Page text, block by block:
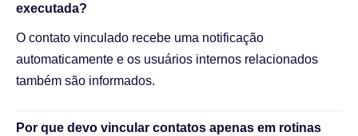
executada?
O contato vinculado recebe uma notificação
automaticamente e os usuários internos relacionados
também são informados.
Por que devo vincular contatos apenas em rotinas